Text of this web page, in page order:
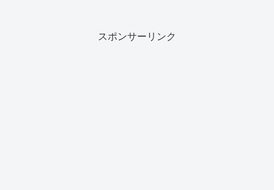
スポンサーリンク